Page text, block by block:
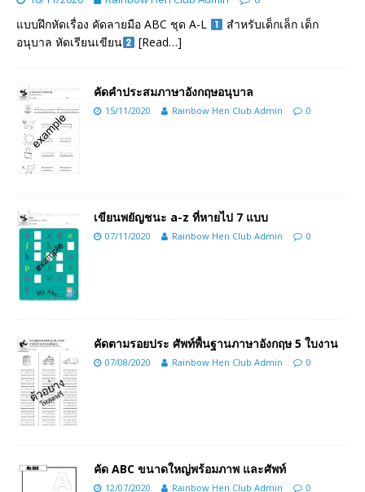
แบบฝึกหัดเรื่อง คัดลายมือ ABC ชุด A-L
สำหรับเด็กเล็ก เด็ก
อนุบาล หัดเรียนเขียน
[Read…]
คัดคำประสมภาษาอังกฤษอนุบาล
15/11/2020 Rainbow Hen Club Admin 0
เขียนพยัญชนะ a-z ที่หายไป 7 แบบ
07/11/2020 Rainbow Hen Club Admin 0
คัดตามรอยประ ศัพท์พื้นฐานภาษาอังกฤษ 5 ใบงาน
07/08/2020 Rainbow Hen Club Admin 0
คัด ABC ขนาดใหญ่พร้อมภาพ และศัพท์
12/07/2020 Rainbow Hen Club Admin 0